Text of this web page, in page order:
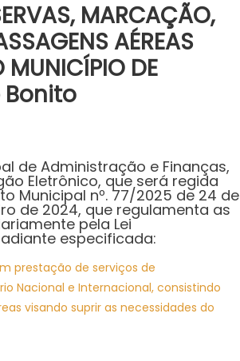
MARCAÇÃO,
AÉREAS
MUNICÍPIO DE
Bonito
de Administração e Finanças,
Eletrônico, que será regida
Municipal nº. 77/2025 de 24 de
de 2024, que regulamenta as
pela Lei
especificada:
prestação de serviços de
Nacional e Internacional, consistindo
visando suprir as necessidades do